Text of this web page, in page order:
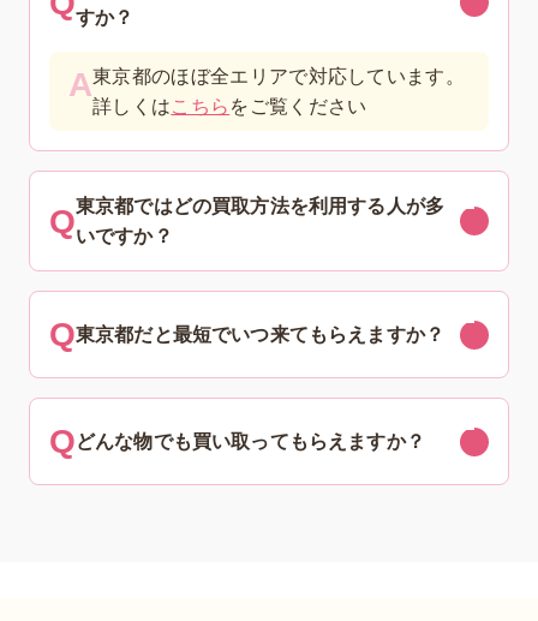
すか？
東京都のほぼ全エリアで対応しています。
詳しくはこちら をご覧ください
東京都ではどの買取方法を利用する人が多
いですか？
東京都だと最短でいつ来てもらえますか？
どんな物でも買い取ってもらえますか？